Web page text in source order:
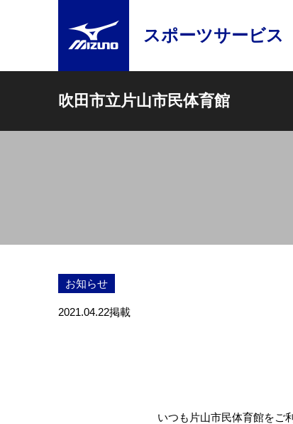
スポーツサービス
吹田市立片山市民体育館
お知らせ
2021.04.22掲載
いつも片山市民体育館をご